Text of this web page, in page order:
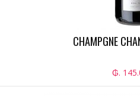
CHAMPGNE
₲.